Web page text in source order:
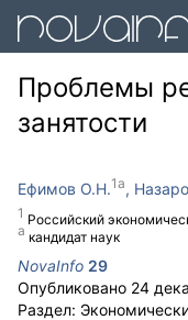
Проблемы
занятости
Ефимов О.Н.
Российский
кандидат наук
NovaInfo 29
Опубликовано 24
Раздел: